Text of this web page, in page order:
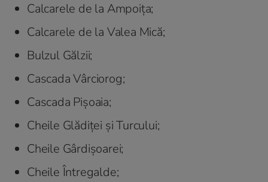
Calcarele de la Ampoița;
Calcarele de la Valea Mică;
Bulzul Gălzii;
Cascada Vârciorog;
Cascada Pișoaia;
Cheile Glădiței și Turcului;
Cheile Gârdișoarei;
Cheile Întregalde;